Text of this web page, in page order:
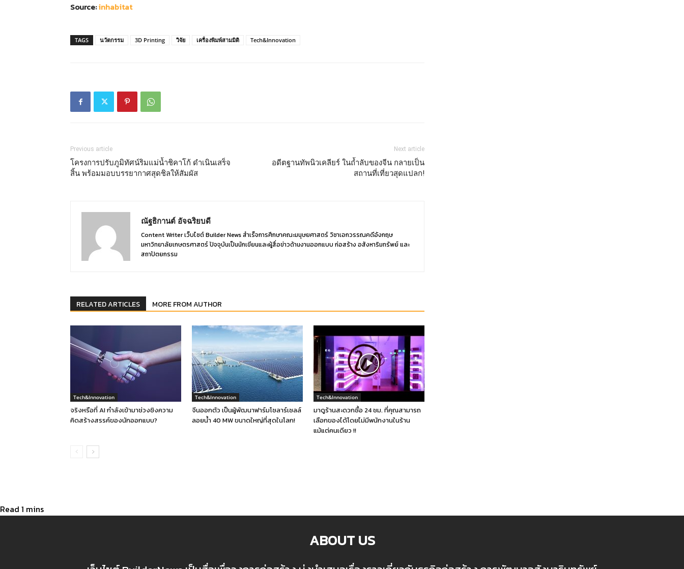
Source:inhabitat
TAGS นวัตกรรม 3D Printing วิจัย เครื่องพิมพ์สามมิติ Tech&Innovation
Previous article
โครงการปรับภูมิทัศน์ริมแม่น้ำชิคาโก้ ดำเนินเสร็จ
สิ้น พร้อมมอบบรรยากาศสุดชิลให้สัมผัส
Next article
อดีตฐานทัพนิวเคลียร์ ในถ้ำลับของจีน กลายเป็น
สถานที่เที่ยวสุดแปลก!
ณัฐธิกานต์ อัจฉริยบดี
Content Writer เว็บไซต์ Builder News สำเร็จการศึกษาคณะมนุษยศาสตร์ วิชาเอกวรรณคดีอังกฤษ
มหาวิทยาลัยเกษตรศาสตร์ ปัจจุบันเป็นนักเขียนและผู้สื่อข่าวด้านงานออกแบบ ก่อสร้าง อสังหาริมทรัพย์ และ
สถาปัตยกรรม
RELATED ARTICLES MORE FROM AUTHOR
Tech&Innovation
จริงหรือที่ AI กำลังเข้ามาช่วงชิงความ
คิดสร้างสรรค์ของนักออกแบบ?
Tech&Innovation
จีนออกตัว เป็นผู้พัฒนาฟาร์มโซลาร์เซลล์
ลอยน้ำ 40 MW ขนาดใหญ่ที่สุดในโลก!
Tech&Innovation
มาดูร้านสะดวกซื้อ 24 ชม. ที่คุณสามารถ
เลือกของได้โดยไม่มีพนักงานในร้าน
แม้แต่คนเดียว !!
ABOUT US